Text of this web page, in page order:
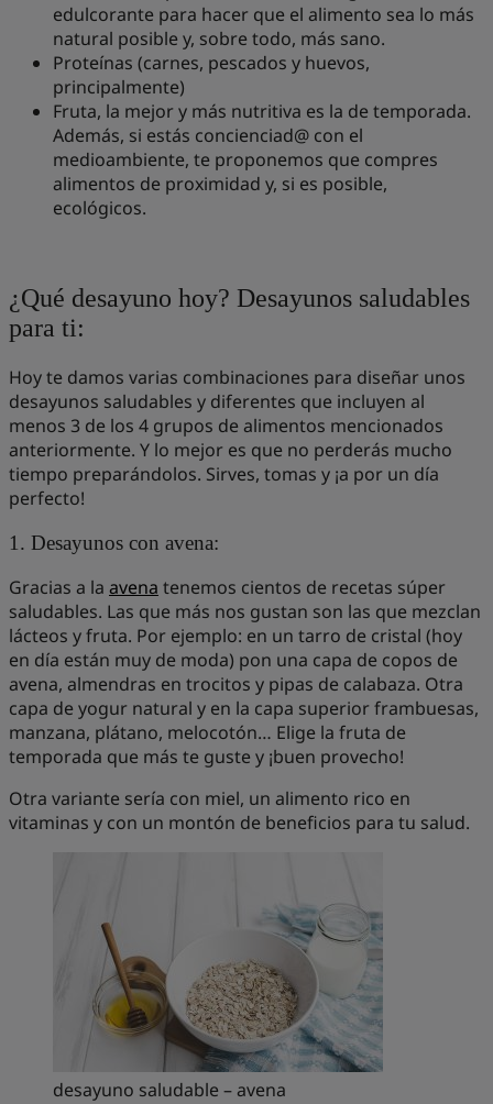
edulcorante para hacer que el alimento sea lo más
natural posible y, sobre todo, más sano.
Proteínas (carnes, pescados y huevos,
principalmente)
Fruta, la mejor y más nutritiva es la de temporada.
Además, si estás concienciad@ con el
medioambiente, te proponemos que compres
alimentos de proximidad y, si es posible,
ecológicos.
¿Qué desayuno hoy? Desayunos saludables
para ti:
Hoy te damos varias combinaciones para diseñar unos
desayunos saludables y diferentes que incluyen al
menos 3 de los 4 grupos de alimentos mencionados
anteriormente. Y lo mejor es que no perderás mucho
tiempo preparándolos. Sirves, tomas y ¡a por un día
perfecto!
1. Desayunos con avena:
Gracias a la avena tenemos cientos de recetas súper
saludables. Las que más nos gustan son las que mezclan
lácteos y fruta. Por ejemplo: en un tarro de cristal (hoy
en día están muy de moda) pon una capa de copos de
avena, almendras en trocitos y pipas de calabaza. Otra
capa de yogur natural y en la capa superior frambuesas,
manzana, plátano, melocotón… Elige la fruta de
temporada que más te guste y ¡buen provecho!
Otra variante sería con miel, un alimento rico en
vitaminas y con un montón de beneficios para tu salud.
desayuno saludable – avena